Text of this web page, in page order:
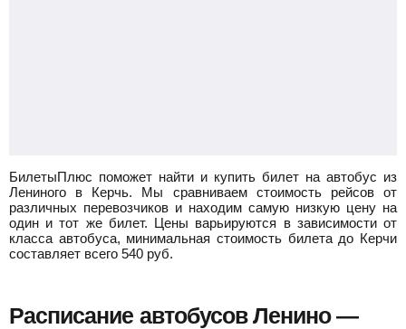
БилетыПлюс поможет найти и купить билет на автобус из
Лениного в Керчь.
Мы сравниваем стоимость рейсов от
различных перевозчиков и находим самую низкую цену на
один и тот же билет. Цены варьируются в зависимости от
класса автобуса, минимальная стоимость билета до Керчи
составляет всего 540 руб.
Расписание автобусов Ленино —